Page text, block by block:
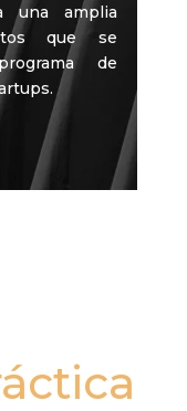
una amplia
que se
de